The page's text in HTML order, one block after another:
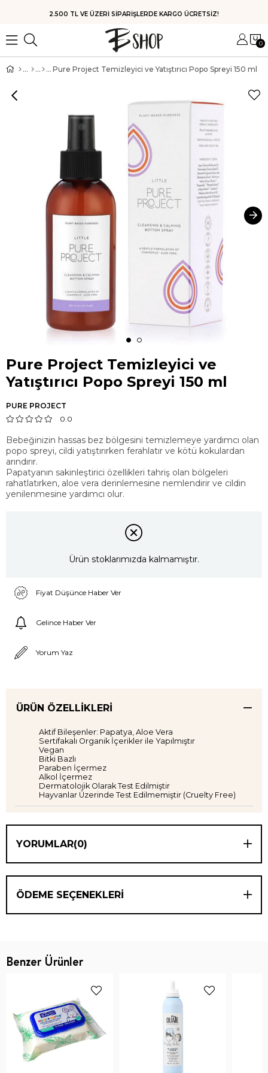
2.500 TL VE ÜZERİ SİPARİŞLERDE KARGO ÜCRETSİZ!
0
Pure Project Temizleyici ve Yatıştırıcı Popo Spreyi 150 ml
Pure Project Temizleyici ve
Yatıştırıcı Popo Spreyi 150 ml
PURE PROJECT
0.0
Bebeğinizin hassas bez bölgesini temizlemeye yardımcı olan
popo spreyi, cildi yatıştırırken ferahlatır ve kötü kokulardan
arındırır.
Papatyanın sakinleştirici özellikleri tahriş olan bölgeleri
rahatlatırken, aloe vera derinlemesine nemlendirir ve cildin
yenilenmesine yardımcı olur.
Ürün stoklarımızda kalmamıştır.
Fiyat Düşünce Haber Ver
Gelince Haber Ver
Yorum Yaz
ÜRÜN ÖZELLIKLERI
Aktif Bileşenler: Papatya, Aloe Vera
Sertifakalı Organik İçerikler ile Yapılmıştır
Vegan
Bitki Bazlı
Paraben İçermez
Alkol İçermez
Dermatolojik Olarak Test Edilmiştir
Hayvanlar Üzerinde Test Edilmemiştir (Cruelty Free)
YORUMLAR(0)
ÖDEME SEÇENEKLERI
Benzer Ürünler